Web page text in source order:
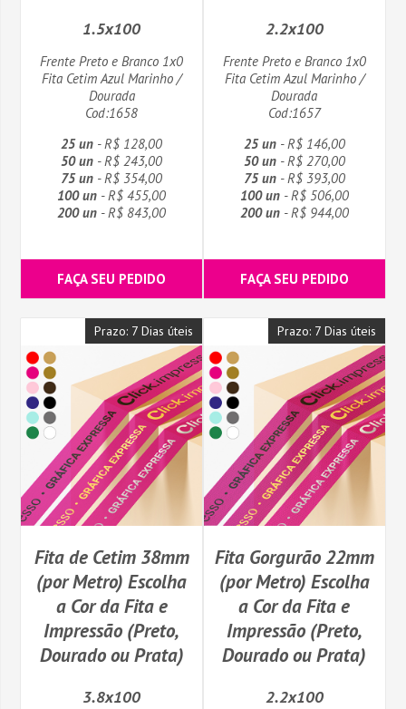
1.5x100
Frente Preto e Branco 1x0
Fita Cetim Azul Marinho /
Dourada
Cod:1658
25 un - R$ 128,00
50 un - R$ 243,00
75 un - R$ 354,00
100 un - R$ 455,00
200 un - R$ 843,00
FAÇA SEU PEDIDO
2.2x100
Frente Preto e Branco 1x0
Fita Cetim Azul Marinho /
Dourada
Cod:1657
25 un- R$ 146,00
50 un- R$ 270,00
75 un- R$ 393,00
100 un- R$ 506,00
200 un- R$ 944,00
FAÇA SEU PEDIDO
Prazo: 7 Dias úteis
Fita de Cetim 38mm
(por Metro) Escolha
a Cor da Fita e
Impressão (Preto,
Dourado ou Prata)
3.8x100
Prazo: 7 Dias úteis
Fita Gorgurão 22mm
(por Metro) Escolha
a Cor da Fita e
Impressão (Preto,
Dourado ou Prata)
2.2x100